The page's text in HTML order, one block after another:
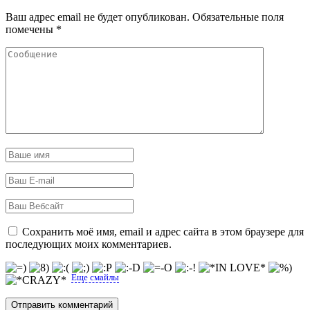
Ваш адрес email не будет опубликован. Обязательные поля
помечены *
Сохранить моё имя, email и адрес сайта в этом браузере для
последующих моих комментариев.
Еще смайлы